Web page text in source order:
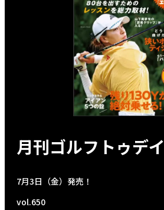
月刊ゴルフトゥデイ
7月3日（金）発売！
vol.650